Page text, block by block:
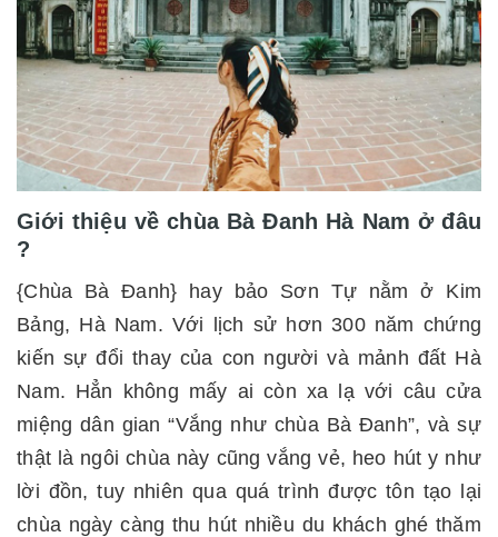
Giới thiệu về chùa Bà Đanh Hà Nam ở đâu
?
{Chùa Bà Đanh} hay bảo Sơn Tự nằm ở Kim
Bảng, Hà Nam. Với lịch sử hơn 300 năm chứng
kiến sự đổi thay của con người và mảnh đất Hà
Nam. Hẳn không mấy ai còn xa lạ với câu cửa
miệng dân gian “Vắng như chùa Bà Đanh”, và sự
thật là ngôi chùa này cũng vắng vẻ, heo hút y như
lời đồn, tuy nhiên qua quá trình được tôn tạo lại
chùa ngày càng thu hút nhiều du khách ghé thăm